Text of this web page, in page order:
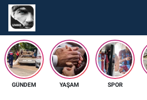
GÜNDEM YAŞAM SPOR
Gündem
Ekonomi
Spor
Nöbetçi Eczaneler
Hava Durumu
Namaz Vakitleri